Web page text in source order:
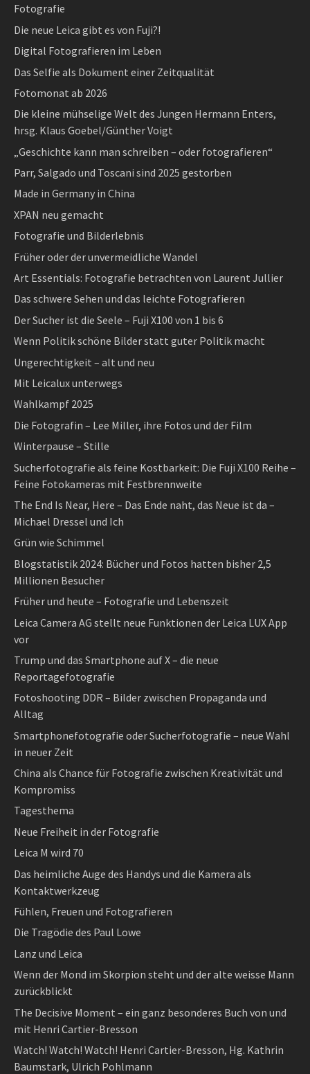
Fotografie
Die neue Leica gibt es von Fuji?!
Digital Fotografieren im Leben
Das Selfie als Dokument einer Zeitqualität
Fotomonat ab 2026
Die kleine mühselige Welt des Jungen Hermann Enters,
hrsg. Klaus Goebel/Günther Voigt
„Geschichte kann man schreiben – oder fotografieren“
Parr, Salgado und Toscani sind 2025 gestorben
Made in Germany in China
XPAN neu gemacht
Fotografie und Bilderlebnis
Früher oder der unvermeidliche Wandel
Art Essentials: Fotografie betrachten von Laurent Jullier
Das schwere Sehen und das leichte Fotografieren
Der Sucher ist die Seele – Fuji X100 von 1 bis 6
Wenn Politik schöne Bilder statt guter Politik macht
Ungerechtigkeit – alt und neu
Mit Leicalux unterwegs
Wahlkampf 2025
Die Fotografin – Lee Miller, ihre Fotos und der Film
Winterpause – Stille
Sucherfotografie als feine Kostbarkeit: Die Fuji X100 Reihe –
Feine Fotokameras mit Festbrennweite
The End Is Near, Here – Das Ende naht, das Neue ist da –
Michael Dressel und Ich
Grün wie Schimmel
Blogstatistik 2024: Bücher und Fotos hatten bisher 2,5
Millionen Besucher
Früher und heute – Fotografie und Lebenszeit
Leica Camera AG stellt neue Funktionen der Leica LUX App
vor
Trump und das Smartphone auf X – die neue
Reportagefotografie
Fotoshooting DDR – Bilder zwischen Propaganda und
Alltag
Smartphonefotografie oder Sucherfotografie – neue Wahl
in neuer Zeit
China als Chance für Fotografie zwischen Kreativität und
Kompromiss
Tagesthema
Neue Freiheit in der Fotografie
Leica M wird 70
Das heimliche Auge des Handys und die Kamera als
Kontaktwerkzeug
Fühlen, Freuen und Fotografieren
Die Tragödie des Paul Lowe
Lanz und Leica
Wenn der Mond im Skorpion steht und der alte weisse Mann
zurückblickt
The Decisive Moment – ein ganz besonderes Buch von und
mit Henri Cartier-Bresson
Watch! Watch! Watch! Henri Cartier-Bresson, Hg. Kathrin
Baumstark, Ulrich Pohlmann